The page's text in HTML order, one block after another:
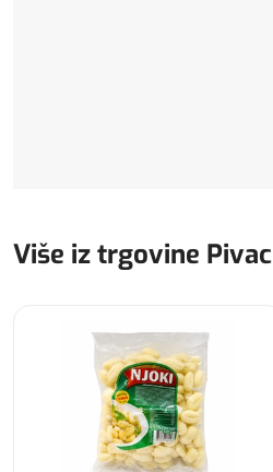
Više iz trgovine Pivac